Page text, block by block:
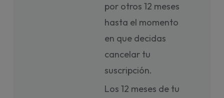
por otros 12 meses
hasta el momento
en que decidas
cancelar tu
suscripción.
Los 12 meses de tu